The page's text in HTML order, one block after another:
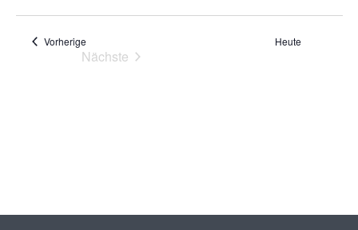
VorherigeVeranstaltungen Heute
Nächste